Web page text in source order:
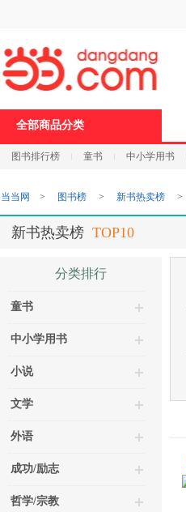
全部商品分类
图书排行榜 童书 中小学用书
打
开
无
障
页
加
当当网 > 图书榜 > 新书热卖榜 >
新书热卖榜 TOP10
分类排行
童书
中小学用书
小说
文学
外语
成功/励志
哲学/宗教